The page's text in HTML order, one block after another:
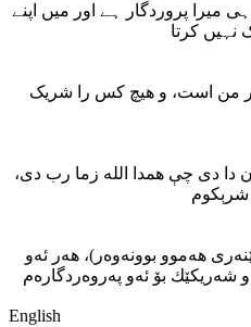
میرا پروردگار ہے اور میں اپنے
کرتا
من است، و هیچ کس را شریک
دى چې همدا الله زما رب دى،
شرېكوم
هه‌موو بوونه‌وه‌ر)، هه‌ر ئه‌و
شه‌ریکێك بۆ ئه‌و په‌روه‌ردگاره‌م
English